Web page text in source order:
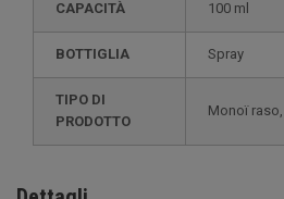
CAPACITÀ 100 ml
BOTTIGLIA Spray
TIPO DI
PRODOTTO
Monoï